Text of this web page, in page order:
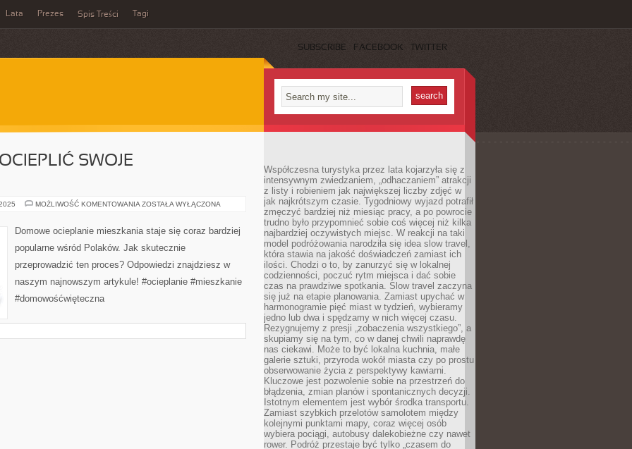
Lata Prezes Spis Treści Tagi
SUBSCRIBE FACEBOOK TWITTER
SWOJE
MOŻLIWOŚĆ KOMENTOWANIA JAK
SWOJE
MIESZKANIE?
ZOSTAŁA WYŁĄCZONA
Domowe ocieplanie mieszkania staje się coraz bardziej
popularne wśród Polaków. Jak skutecznie
przeprowadzić ten proces? Odpowiedzi znajdziesz w
naszym najnowszym artykule! #ocieplanie #mieszkanie
#domowośćwięteczna
Współczesna turystyka przez lata kojarzyła się z
intensywnym zwiedzaniem, „odhaczaniem” atrakcji
z listy i robieniem jak największej liczby zdjęć w
jak najkrótszym czasie. Tygodniowy wyjazd potrafił
zmęczyć bardziej niż miesiąc pracy, a po powrocie
trudno było przypomnieć sobie coś więcej niż kilka
najbardziej oczywistych miejsc. W reakcji na taki
model podróżowania narodziła się idea slow travel,
która stawia na jakość doświadczeń zamiast ich
ilości. Chodzi o to, by zanurzyć się w lokalnej
codzienności, poczuć rytm miejsca i dać sobie
czas na prawdziwe spotkania. Slow travel zaczyna
się już na etapie planowania. Zamiast upychać w
harmonogramie pięć miast w tydzień, wybieramy
jedno lub dwa i spędzamy w nich więcej czasu.
Rezygnujemy z presji „zobaczenia wszystkiego”, a
skupiamy się na tym, co w danej chwili naprawdę
nas ciekawi. Może to być lokalna kuchnia, małe
galerie sztuki, przyroda wokół miasta czy po prostu
obserwowanie życia z perspektywy kawiarni.
Kluczowe jest pozwolenie sobie na przestrzeń do
błądzenia, zmian planów i spontanicznych decyzji.
Istotnym elementem jest wybór środka transportu.
Zamiast szybkich przelotów samolotem między
kolejnymi punktami mapy, coraz więcej osób
wybiera pociągi, autobusy dalekobieżne czy nawet
rower. Podróż przestaje być tylko „czasem do